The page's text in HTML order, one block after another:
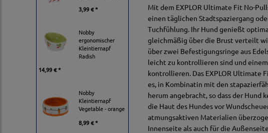
3,99 € *
Nobby
ergonomischer
Kleintiernapf
Radish
14,99 € *
Nobby
Kleintiernapf
Vegetable - orange
8,99 € *
Mit dem EXPLOR Ultimate Fit No-
einen täglichen Stadtspaziergang
Tuchfühlung. Ihr Hund genießt
gleichmäßig über die Brust verteilt
über zwei Befestigungsringe aus
leicht zu kontrollieren sind und
kontrollieren. Das EXPLOR Ultimate
es, in Kombinatin mit den
herum angebracht, so dass der Hund
die Haut des Hundes vor
atmungsaktiven Materialien
Innenseite als auch für die